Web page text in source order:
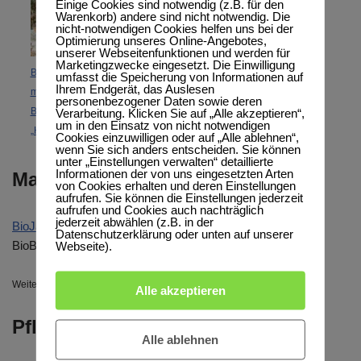
Bio Poncho in Viereckform
mit Kapuze ,
BioJacquardsweat
„Hahnentritt“ blau
Materialangaben
BioJacquardsweat: 95%BioBaumwolle
BioBündchen: 95%
BioBaumwolle
Weitere Informationen zu den verwendeten Materialien findest Du
Pflegehinweise
Einige Cookies sind notwendig (z.B. für den
Warenkorb) andere sind nicht notwendig. Die
nicht-notwendigen Cookies helfen uns bei der
Optimierung unseres Online-Angebotes,
unserer Webseitenfunktionen und werden für
Marketingzwecke eingesetzt. Die Einwilligung
umfasst die Speicherung von Informationen auf
Ihrem Endgerät, das Auslesen
personenbezogener Daten sowie deren
Verarbeitung. Klicken Sie auf „Alle akzeptieren“,
um in den Einsatz von nicht notwendigen
Cookies einzuwilligen oder auf „Alle ablehnen“,
wenn Sie sich anders entscheiden. Sie können
unter „Einstellungen verwalten“ detaillierte
Informationen der von uns eingesetzten Arten
von Cookies erhalten und deren Einstellungen
aufrufen. Sie können die Einstellungen jederzeit
aufrufen und Cookies auch nachträglich
jederzeit abwählen (z.B. in der
Datenschutzerklärung oder unten auf unserer
Webseite).
Alle akzeptieren
Alle ablehnen